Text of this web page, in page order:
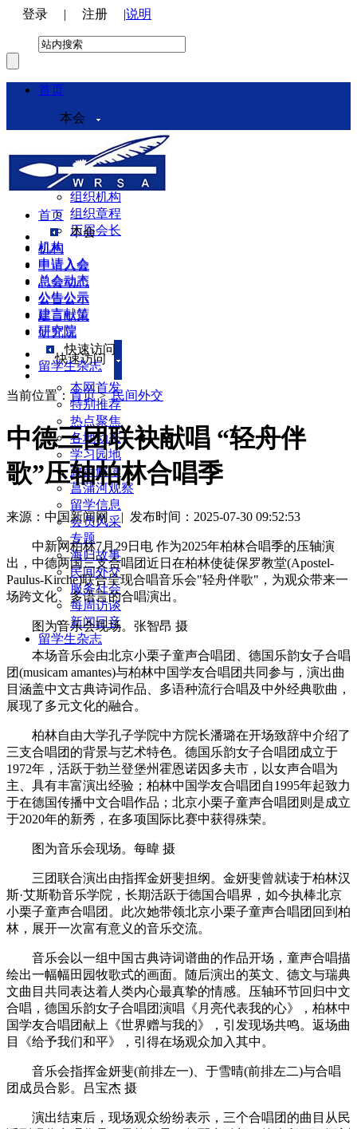
登录 | 注册 |说明
首页
本会
本会介绍
领导机构
理事会
组织机构
组织章程
历届会长
机构
申请入会
总会动态
公告公示
建言献策
研究院
快速访问
本网首发
特别推荐
热点聚焦
各地动态
学习园地
政策解读
菖蒲河观察
留学信息
会员风采
专题
海归故事
民间外交
服务社会
每周访谈
新闻回音
留学生杂志
首页
本会
机构
申请入会
总会动态
公告公示
建言献策
研究院
快速访问
留学生杂志
当前位置： 首页>民间外交
中德三团联袂献唱 “轻舟伴
歌”压轴柏林合唱季
来源：中国新闻网 | 发布时间：2025-07-30 09:52:53
中新网柏林7月29日电 作为2025年柏林合唱季的压轴演
出，中德两国三支合唱团近日在柏林使徒保罗教堂(Apostel-
Paulus-Kirche)联合呈现合唱音乐会"轻舟伴歌"，为观众带来一
场跨文化、多语言的合唱演出。
图为音乐会现场。张智昂 摄
本场音乐会由北京小栗子童声合唱团、德国乐韵女子合唱
团(musicam amantes)与柏林中国学友合唱团共同参与，演出曲
目涵盖中文古典诗词作品、多语种流行合唱及中外经典歌曲，
展现了多元文化的融合。
柏林自由大学孔子学院中方院长潘璐在开场致辞中介绍了
三支合唱团的背景与艺术特色。德国乐韵女子合唱团成立于
1972年，活跃于勃兰登堡州霍恩诺因多夫市，以女声合唱为
主、具有丰富演出经验；柏林中国学友合唱团自1995年起致力
于在德国传播中文合唱作品；北京小栗子童声合唱团则是成立
于2020年的新秀，在多项国际比赛中获得殊荣。
图为音乐会现场。每暐 摄
三团联合演出由指挥金妍斐担纲。金妍斐曾就读于柏林汉
斯·艾斯勒音乐学院，长期活跃于德国合唱界，如今执棒北京
小栗子童声合唱团。此次她带领北京小栗子童声合唱团回到柏
林，展开一次富有意义的音乐交流。
音乐会以一组中国古典诗词谱曲的作品开场，童声合唱描
绘出一幅幅田园牧歌式的画面。随后演出的英文、德文与瑞典
文曲目共同表达着人类内心最真挚的情感。压轴环节回归中文
合唱，德国乐韵女子合唱团演唱《月亮代表我的心》，柏林中
国学友合唱团献上《世界赠与我的》，引发现场共鸣。返场曲
目《给予我们和平》，引得在场观众加入其中。
音乐会指挥金妍斐(前排左一)、于雪晴(前排左二)与合唱
团成员合影。吕宝杰 摄
演出结束后，现场观众纷纷表示，三个合唱团的曲目从民